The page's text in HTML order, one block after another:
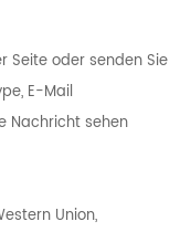
Seite oder senden Sie
E-Mail
Nachricht sehen
Union,